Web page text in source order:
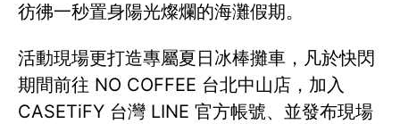
彷彿一秒置身陽光燦爛的海灘假期。
活動現場更打造專屬夏日冰棒攤車，凡於快閃
期間前往 NO COFFEE 台北中山店，加入
CASETiFY 台灣 LINE 官方帳號、並發布現場